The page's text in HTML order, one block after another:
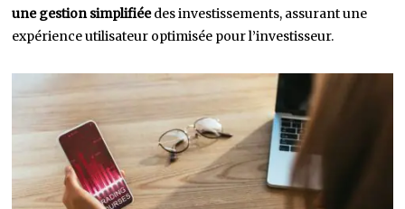
une gestion simplifiéedes investissements, assurant une
expérience utilisateur optimisée pour l’investisseur.